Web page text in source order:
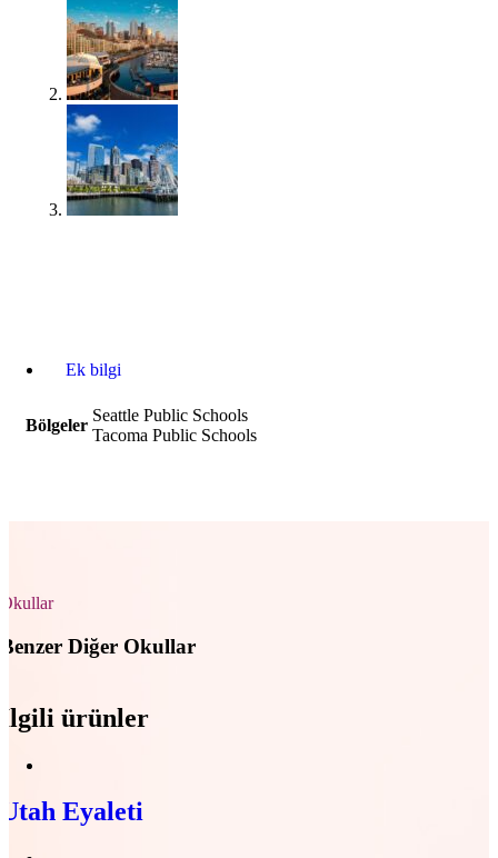
Ek bilgi
Bölgeler
Seattle Public Schools
Tacoma Public Schools
Okullar
Benzer Diğer Okullar
İlgili ürünler
Utah Eyaleti